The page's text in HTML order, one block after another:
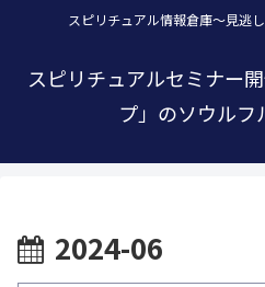
スピリチュアル情報倉庫～見逃
スピリチュアルセミナー
プ」のソウルフ
2024-06